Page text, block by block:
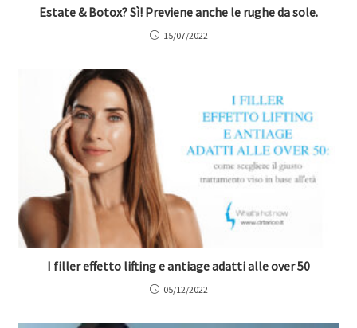
Estate & Botox? Sì! Previene anche le rughe da sole.
15/07/2022
I filler effetto lifting e antiage adatti alle over 50
05/12/2022